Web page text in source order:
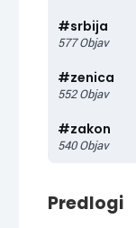
#srbija
577 Objav
#zenica
552 Objav
#zakon
540 Objav
Predlogi